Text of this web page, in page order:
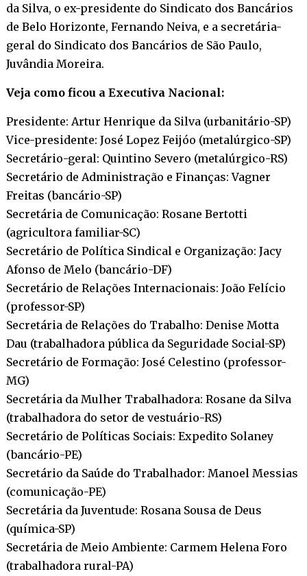
da Silva, o ex-presidente do Sindicato dos Bancários
de Belo Horizonte, Fernando Neiva, e a secretária-
geral do Sindicato dos Bancários de São Paulo,
Juvândia Moreira.
Veja como ficou a Executiva Nacional:
Presidente: Artur Henrique da Silva (urbanitário-SP)
Vice-presidente: José Lopez Feijóo (metalúrgico-SP)
Secretário-geral: Quintino Severo (metalúrgico-RS)
Secretário de Administração e Finanças: Vagner
Freitas (bancário-SP)
Secretária de Comunicação: Rosane Bertotti
(agricultora familiar-SC)
Secretário de Política Sindical e Organização: Jacy
Afonso de Melo (bancário-DF)
Secretário de Relações Internacionais: João Felício
(professor-SP)
Secretária de Relações do Trabalho: Denise Motta
Dau (trabalhadora pública da Seguridade Social-SP)
Secretário de Formação: José Celestino (professor-
MG)
Secretária da Mulher Trabalhadora: Rosane da Silva
(trabalhadora do setor de vestuário-RS)
Secretário de Políticas Sociais: Expedito Solaney
(bancário-PE)
Secretário da Saúde do Trabalhador: Manoel Messias
(comunicação-PE)
Secretária da Juventude: Rosana Sousa de Deus
(química-SP)
Secretária de Meio Ambiente: Carmem Helena Foro
(trabalhadora rural-PA)